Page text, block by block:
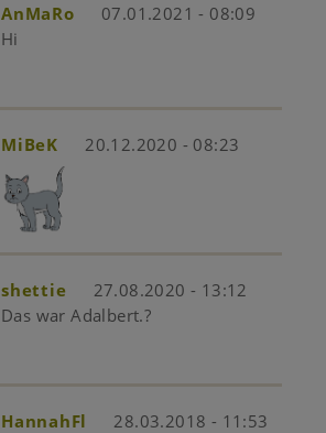
AnMaRo
07.01.2021 - 08:09
Hi
MiBeK 20.12.2020 - 08:23
shettie
27.08.2020 - 13:12
Das war Adalbert.?
HannahFl
28.03.2018 - 11:53